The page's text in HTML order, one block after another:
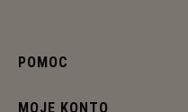
POMOC
MOJE KONTO